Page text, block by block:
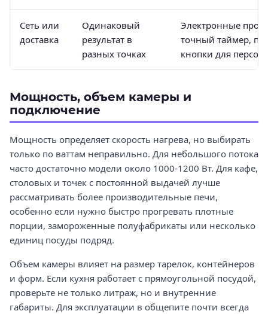
Сеть или
доставка
Одинаковый
результат в
разных точках
Электронные
точный таймер,
кнопки для
Мощность, объем камеры и
подключение
Мощность определяет скорость нагрева, но выбирать
только по ваттам неправильно. Для небольшого потока
часто достаточно модели около 1000-1200 Вт. Для кафе,
столовых и точек с постоянной выдачей лучше
рассматривать более производительные печи,
особенно если нужно быстро прогревать плотные
порции, замороженные полуфабрикаты или несколько
единиц посуды подряд.
Объем камеры влияет на размер тарелок, контейнеров
и форм. Если кухня работает с прямоугольной посудой,
проверьте не только литраж, но и внутренние
габариты. Для эксплуатации в общепите почти всегда